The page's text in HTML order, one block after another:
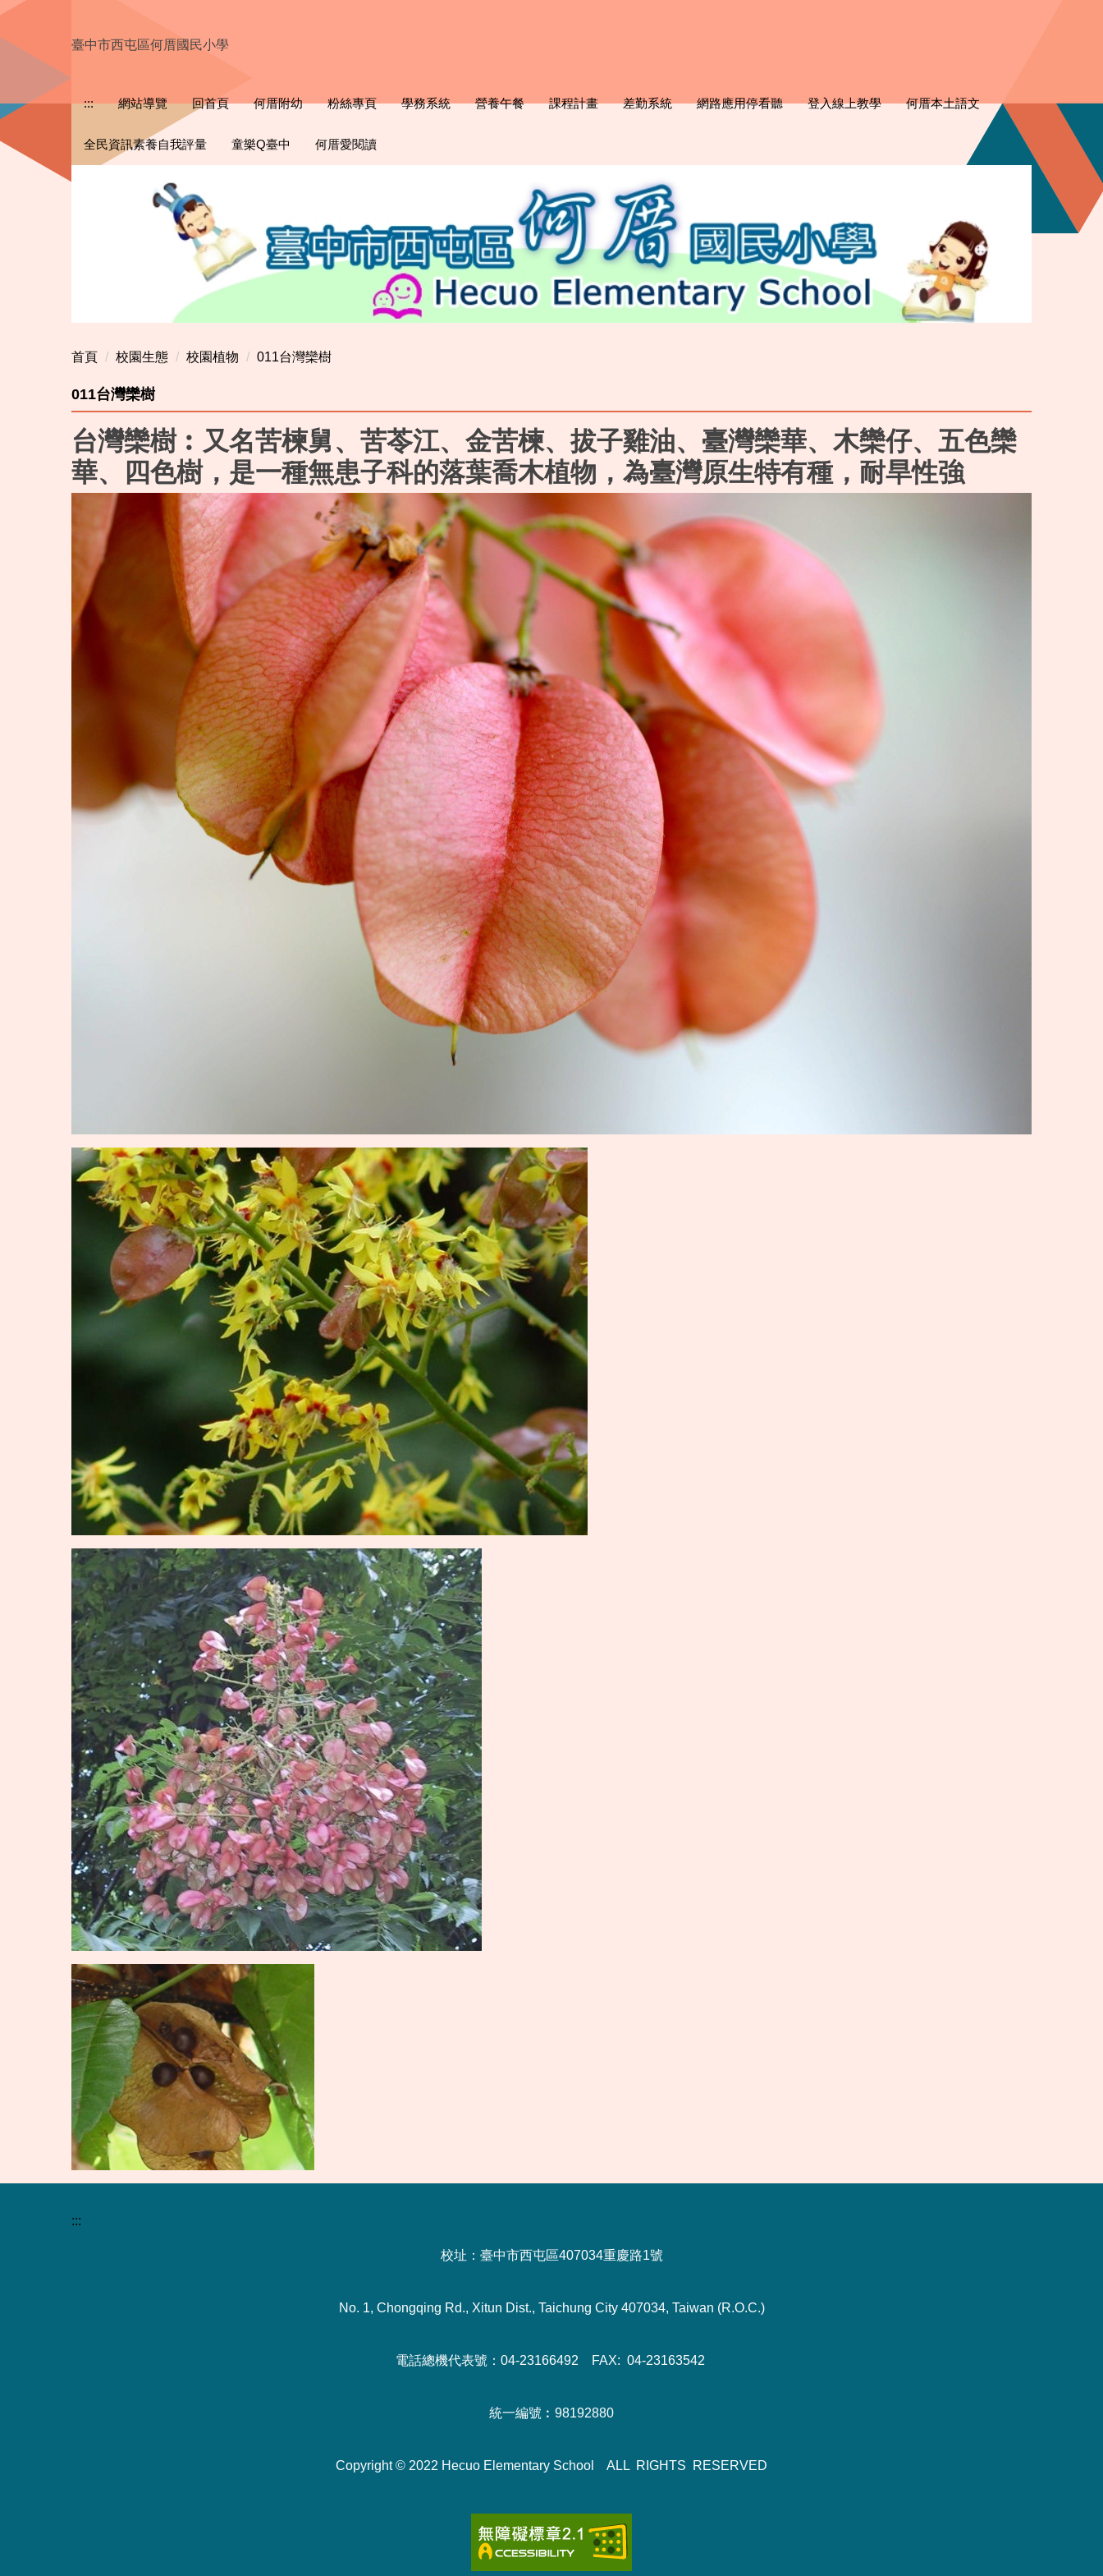
跳
主
容
臺中市西屯區何厝國民小學
::: 網站導覽 回首頁 何厝附幼 粉絲專頁 學務系統 營養午餐 課程計畫 差勤系統 網路應用停看聽 登入線上教學 何厝本土語文
全民資訊素養自我評量 童樂Q臺中 何厝愛閱讀
首頁 校園生態 校園植物 011台灣欒樹
011台灣欒樹
台灣欒樹︰又名苦楝舅、苦苓江、金苦楝、拔子雞油、臺灣欒華、木欒仔、五色欒
華、四色樹，是一種無患子科的落葉喬木植物，為臺灣原生特有種，耐旱性強
:::
校址：臺中市西屯區407034重慶路1號
No. 1, Chongqing Rd., Xitun Dist., Taichung City 407034, Taiwan (R.O.C.)
電話總機代表號：04-23166492 FAX: 04-23163542
統一編號︰98192880
Copyright © 2022 Hecuo Elementary School ALL RIGHTS RESERVED